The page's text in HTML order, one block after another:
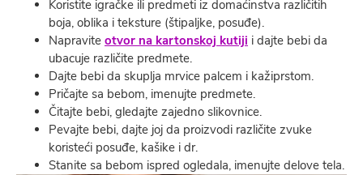
Koristite igračke ili predmeti iz domaćinstva različitih
boja, oblika i teksture (štipaljke, posuđe).
Napravite otvor na kartonskoj kutiji i dajte bebi da
ubacuje različite predmete.
Dajte bebi da skuplja mrvice palcem i kažiprstom.
Pričajte sa bebom, imenujte predmete.
Čitajte bebi, gledajte zajedno slikovnice.
Pevajte bebi, dajte joj da proizvodi različite zvuke
koristeći posuđe, kašike i dr.
Stanite sa bebom ispred ogledala, imenujte delove tela.